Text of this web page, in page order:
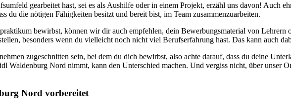
gearbeitet hast, sei es als Aushilfe oder in einem Projekt, erzähl uns davon! Auch
du die nötigen Fähigkeiten besitzt und bereit bist, im Team zusammenzuarbeiten.
bewirbst, können wir dir auch empfehlen, dein Bewerbungsmaterial von Lehrern
besonders wenn du vielleicht noch nicht viel Berufserfahrung hast. Das kann auch
zugeschnitten sein, bei dem du dich bewirbst, also achte darauf, dass du deine
Waldenburg Nord nimmt, kann den Unterschied machen. Und vergiss nicht, über unser
Nord vorbereitet